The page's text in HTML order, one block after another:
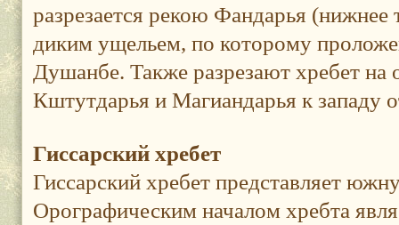
разрезается рекою Фандарья (нижнее
диким ущельем, по которому
Душанбе. Также разрезают хребет на
Кштутдарья и Магиандарья к западу
Гиссарский хребет
Гиссарский хребет представляет
Орографическим началом хребта